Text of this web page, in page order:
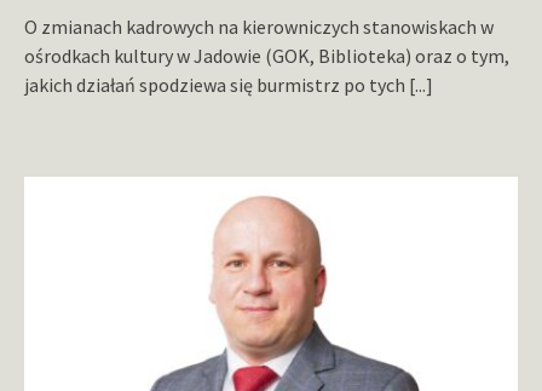
O zmianach kadrowych na kierowniczych stanowiskach w
ośrodkach kultury w Jadowie (GOK, Biblioteka) oraz o tym,
jakich działań spodziewa się burmistrz po tych [...]